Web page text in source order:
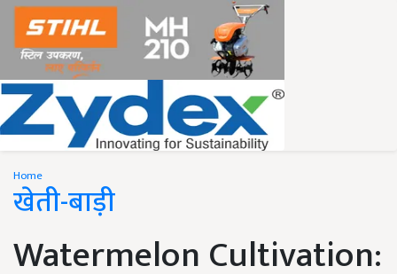
Home
खेती-बाड़ी
Watermelon Cultivation: